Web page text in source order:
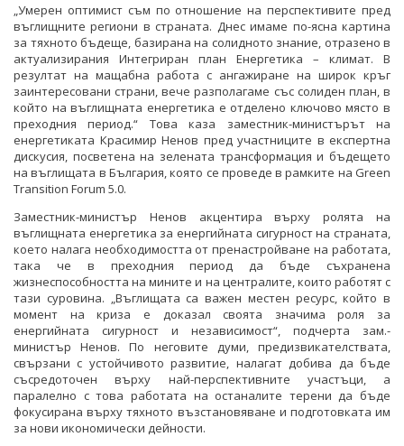
„Умерен оптимист съм по отношение на перспективите пред
въглищните региони в страната. Днес имаме по-ясна картина
за тяхното бъдеще, базирана на солидното знание, отразено в
актуализирания Интегриран план Енергетика – климат. В
резултат на мащабна работа с ангажиране на широк кръг
заинтересовани страни, вече разполагаме със солиден план, в
който на въглищната енергетика е отделено ключово място в
преходния период.“ Това каза заместник-министърът на
енергетиката Красимир Ненов пред участниците в експертна
дискусия, посветена на зелената трансформация и бъдещето
на въглищата в България, която се проведе в рамките на Green
Transition Forum 5.0.
Заместник-министър Ненов акцентира върху ролята на
въглищната енергетика за енергийната сигурност на страната,
което налага необходимостта от пренастройване на работата,
така че в преходния период да бъде съхранена
жизнеспособността на мините и на централите, които работят с
тази суровина. „Въглищата са важен местен ресурс, който в
момент на криза е доказал своята значима роля за
енергийната сигурност и независимост“, подчерта зам.-
министър Ненов. По неговите думи, предизвикателствата,
свързани с устойчивото развитие, налагат добива да бъде
съсредоточен върху най-перспективните участъци, а
паралелно с това работата на останалите терени да бъде
фокусирана върху тяхното възстановяване и подготовката им
за нови икономически дейности.